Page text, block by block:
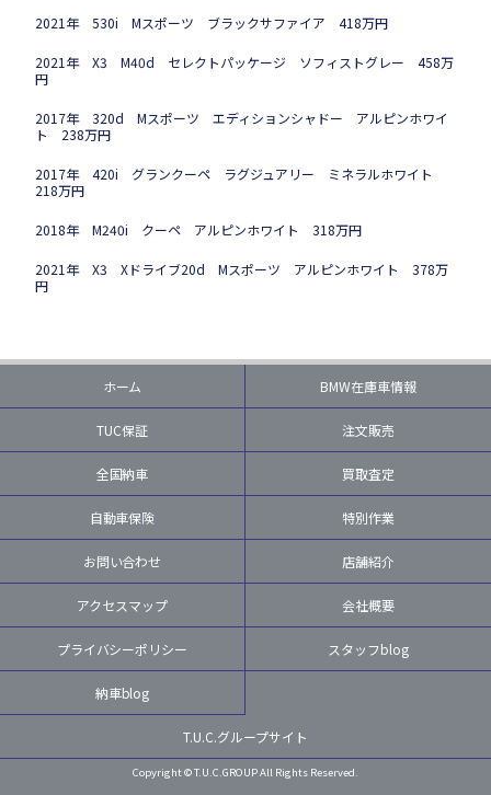
2021年 530i Mスポーツ ブラックサファイア 418万円
2021年 X3 M40d セレクトパッケージ ソフィストグレー 458万
円
2017年 320d Mスポーツ エディションシャドー アルピンホワイ
ト 238万円
2017年 420i グランクーペ ラグジュアリー ミネラルホワイト
218万円
2018年 M240i クーペ アルピンホワイト 318万円
2021年 X3 Xドライブ20d Mスポーツ アルピンホワイト 378万
円
ホーム BMW在庫車情報
TUC保証 注文販売
全国納車 買取査定
自動車保険 特別作業
お問い合わせ 店舗紹介
アクセスマップ 会社概要
プライバシーポリシー スタッフblog
納車blog
T.U.C.グループサイト
Copyright © T.U.C.GROUP All Rights Reserved.